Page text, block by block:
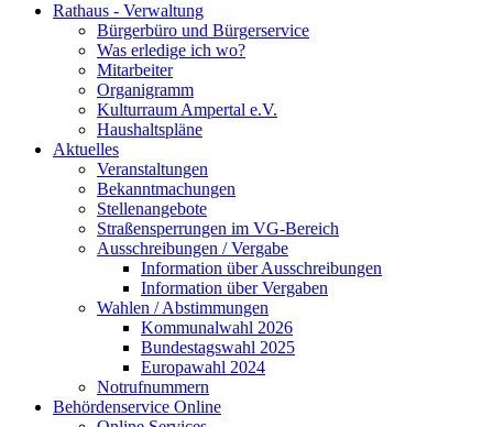
Rathaus - Verwaltung
Bürgerbüro und Bürgerservice
Was erledige ich wo?
Mitarbeiter
Organigramm
Kulturraum Ampertal e.V.
Haushaltspläne
Aktuelles
Veranstaltungen
Bekanntmachungen
Stellenangebote
Straßensperrungen im VG-Bereich
Ausschreibungen / Vergabe
Information über Ausschreibungen
Information über Vergaben
Wahlen / Abstimmungen
Kommunalwahl 2026
Bundestagswahl 2025
Europawahl 2024
Notrufnummern
Behördenservice Online